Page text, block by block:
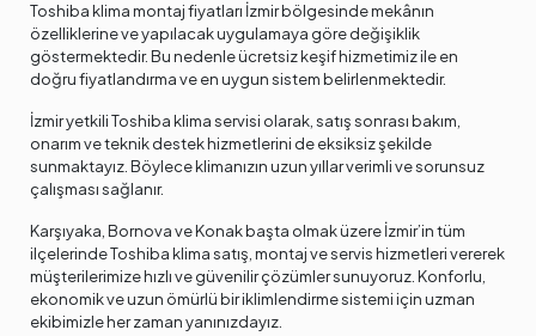
Toshiba klima montaj fiyatları İzmir bölgesinde mekânın
özelliklerine ve yapılacak uygulamaya göre değişiklik
göstermektedir. Bu nedenle ücretsiz keşif hizmetimiz ile en
doğru fiyatlandırma ve en uygun sistem belirlenmektedir.
İzmir yetkili Toshiba klima servisi olarak, satış sonrası bakım,
onarım ve teknik destek hizmetlerini de eksiksiz şekilde
sunmaktayız. Böylece klimanızın uzun yıllar verimli ve sorunsuz
çalışması sağlanır.
Karşıyaka, Bornova ve Konak başta olmak üzere İzmir’in tüm
ilçelerinde Toshiba klima satış, montaj ve servis hizmetleri vererek
müşterilerimize hızlı ve güvenilir çözümler sunuyoruz. Konforlu,
ekonomik ve uzun ömürlü bir iklimlendirme sistemi için uzman
ekibimizle her zaman yanınızdayız.